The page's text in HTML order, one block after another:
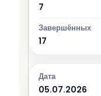
7
17
05.07.2026